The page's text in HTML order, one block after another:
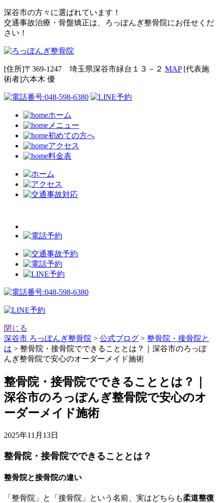
深谷市の方々に選ばれています！
交通事故治療・骨盤矯正は、ろっぽんぎ整骨院にお任せくだ
さい！
[住所]〒369-1247 埼玉県深谷市緑台１３－２ MAP[代表施
術者]六本⽊ 優
ホーム
メニュー
初めての方へ
アクセス
料金表
閉じる
深谷市 ろっぽんぎ整骨院 > 公式ブログ > 整骨院・接骨院と
は > 整骨院・接骨院でできることとは？｜深谷市のろっぽ
んぎ整骨院で安心のオーダーメイド施術
整骨院・接骨院でできることとは？｜
深谷市のろっぽんぎ整骨院で安心のオ
ーダーメイド施術
2025年11月13日
整骨院・接骨院でできることとは？
整骨院と接骨院の違い
「整骨院」と「接骨院」という名前、実はどちらも柔道整復